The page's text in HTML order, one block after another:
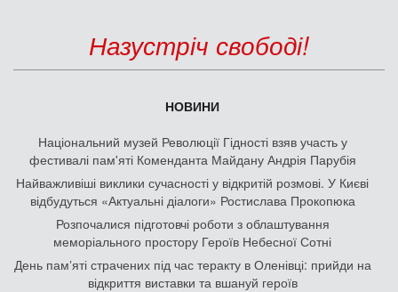
Назустріч свободі!
НОВИНИ
Національний музей Революції Гідності взяв участь у
фестивалі пам'яті Коменданта Майдану Андрія Парубія
Найважливіші виклики сучасності у відкритій розмові. У Києві
відбудуться «Актуальні діалоги» Ростислава Прокопюка
Розпочалися підготовчі роботи з облаштування
меморіального простору Героїв Небесної Сотні
День памʼяті страчених під час теракту в Оленівці: прийди на
відкриття виставки та вшануй героїв